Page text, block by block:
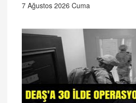
7 Ağustos 2026 Cuma